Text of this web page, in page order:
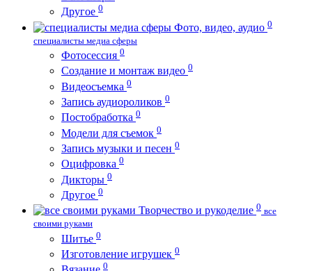
Другое 0
Фото, видео, аудио 0
специалисты медиа сферы
Фотосессия 0
Создание и монтаж видео 0
Видеосъемка 0
Запись аудиороликов 0
Постобработка 0
Модели для съемок 0
Запись музыки и песен 0
Оцифровка 0
Дикторы 0
Другое 0
Творчество и рукоделие 0 все
своими руками
Шитье 0
Изготовление игрушек 0
0